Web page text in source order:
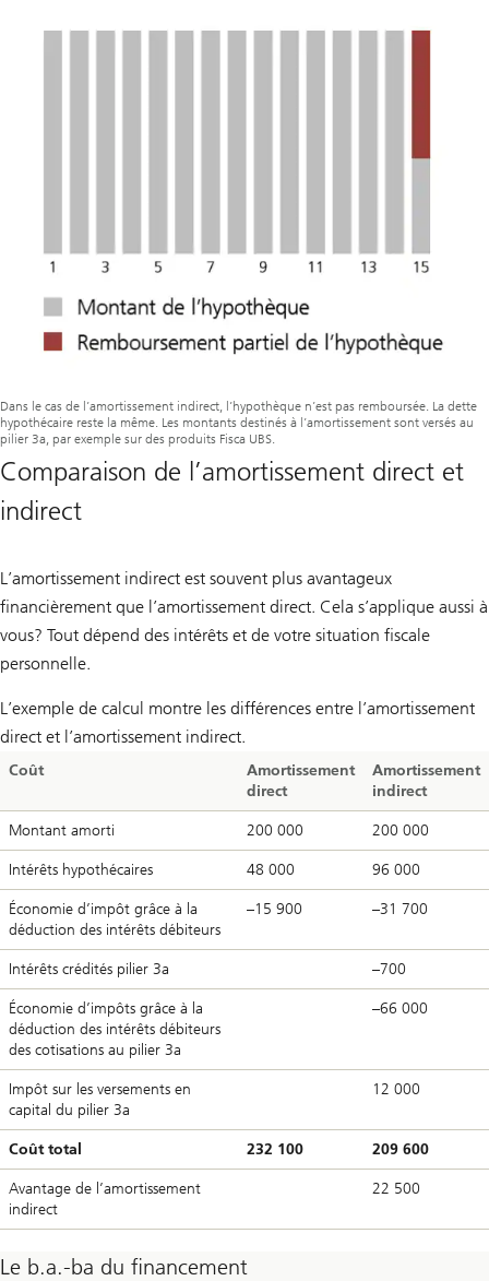
Dans le cas de l’amortissement indirect, l’hypothèque n’est pas remboursée. La dette
hypothécaire reste la même. Les montants destinés à l’amortissement sont versés au
pilier 3a, par exemple sur des produits Fisca UBS.
Comparaison de l’amortissement direct et
indirect
L’amortissement indirect est souvent plus avantageux
financièrement que l’amortissement direct. Cela s’applique aussi à
vous? Tout dépend des intérêts et de votre situation fiscale
personnelle.
L’exemple de calcul montre les différences entre l’amortissement
direct et l’amortissement indirect.
Coût
Amortissement
direct
Amortissement
indirect
Montant amorti 200 000 200 000
Intérêts hypothécaires 48 000 96 000
Économie d’impôt grâce à la
déduction des intérêts débiteurs
–15 900 –31 700
Intérêts crédités pilier 3a –700
Économie d’impôts grâce à la
déduction des intérêts débiteurs
des cotisations au pilier 3a
–66 000
Impôt sur les versements en
capital du pilier 3a
12 000
Coût total 232 100 209 600
Avantage de l’amortissement
indirect
22 500
Le b.a.-ba du financement